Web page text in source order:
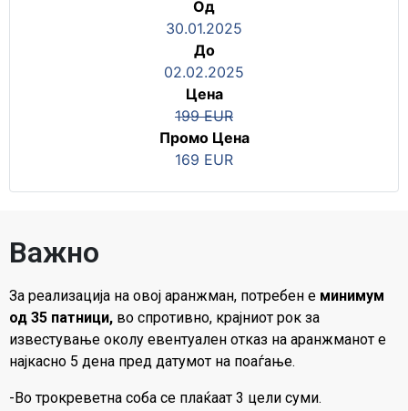
Од
30.01.2025
До
02.02.2025
Цена
199 EUR
Промо Цена
169 EUR
Важно
За реализација на овој аранжман, потребен е минимум
од 35 патници, во спротивно, крајниот рок за
известување околу евентуален отказ на аранжманот е
најкасно 5 дена пред датумот на поаѓање.
-Во трокреветна соба се плаќаат 3 цели суми.